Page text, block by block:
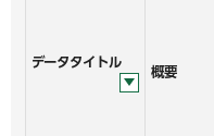
データタイトル
概要